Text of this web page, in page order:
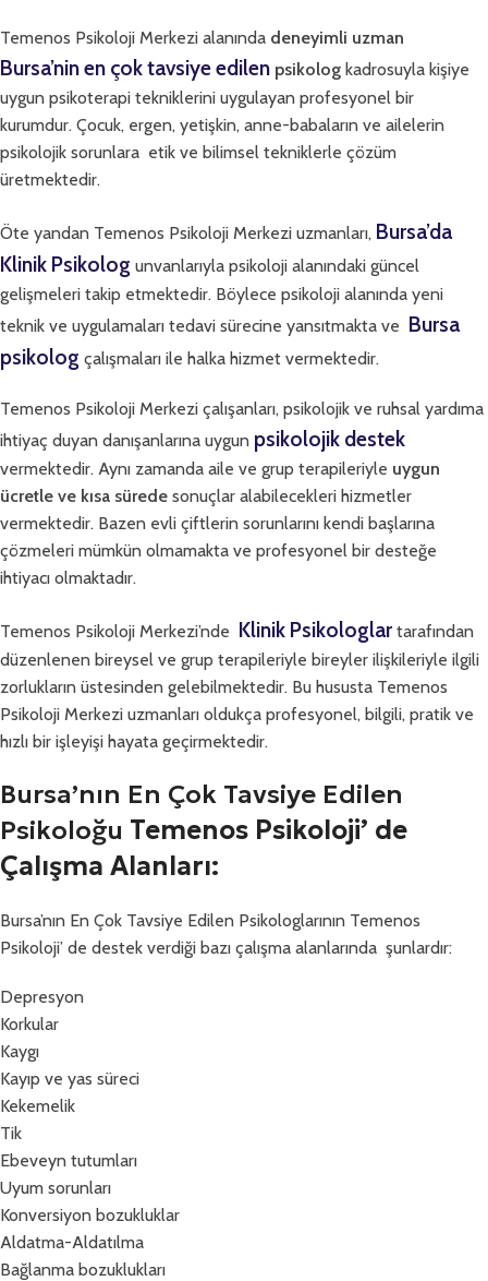
Temenos Psikoloji Merkezi alanında deneyimli uzman
Bursa’nin en çok tavsiye edilen psikolog kadrosuyla kişiye
uygun psikoterapi tekniklerini uygulayan profesyonel bir
kurumdur. Çocuk, ergen, yetişkin, anne-babaların ve ailelerin
psikolojik sorunlara etik ve bilimsel tekniklerle çözüm
üretmektedir.
Öte yandan Temenos Psikoloji Merkezi uzmanları, Bursa’da
Klinik Psikolog unvanlarıyla psikoloji alanındaki güncel
gelişmeleri takip etmektedir. Böylece psikoloji alanında yeni
teknik ve uygulamaları tedavi sürecine yansıtmakta ve Bursa
psikolog çalışmaları ile halka hizmet vermektedir.
Temenos Psikoloji Merkezi çalışanları, psikolojik ve ruhsal yardıma
ihtiyaç duyan danışanlarına uygun psikolojik destek
vermektedir. Aynı zamanda aile ve grup terapileriyle uygun
ücretle ve kısa sürede sonuçlar alabilecekleri hizmetler
vermektedir. Bazen evli çiftlerin sorunlarını kendi başlarına
çözmeleri mümkün olmamakta ve profesyonel bir desteğe
ihtiyacı olmaktadır.
Temenos Psikoloji Merkezi’nde Klinik Psikologlar tarafından
düzenlenen bireysel ve grup terapileriyle bireyler ilişkileriyle ilgili
zorlukların üstesinden gelebilmektedir. Bu hususta Temenos
Psikoloji Merkezi uzmanları oldukça profesyonel, bilgili, pratik ve
hızlı bir işleyişi hayata geçirmektedir.
Bursa’nın En Çok Tavsiye Edilen
Psikoloğu Temenos Psikoloji’ de
Çalışma Alanları:
Bursa’nın En Çok Tavsiye Edilen Psikologlarının Temenos
Psikoloji’ de destek verdiği bazı çalışma alanlarında şunlardır:
Depresyon
Korkular
Kaygı
Kayıp ve yas süreci
Kekemelik
Tik
Ebeveyn tutumları
Uyum sorunları
Konversiyon bozukluklar
Aldatma-Aldatılma
Bağlanma bozuklukları